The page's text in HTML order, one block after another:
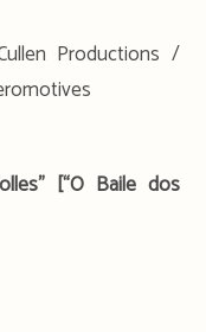
Productions /
[“O Baile dos